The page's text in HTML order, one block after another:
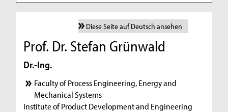
Diese Seite auf Deutsch ansehen
Prof. Dr. Stefan Grünwald
Dr.-Ing.
Faculty of Process Engineering, Energy and
Mechanical Systems
Institute of Product Development and Engineering